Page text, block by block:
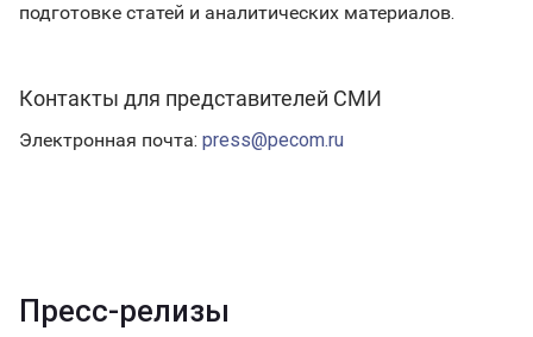
подготовке статей и аналитических материалов.
Контакты для представителей СМИ
Электронная почта: press@pecom.ru
Пресс-релизы